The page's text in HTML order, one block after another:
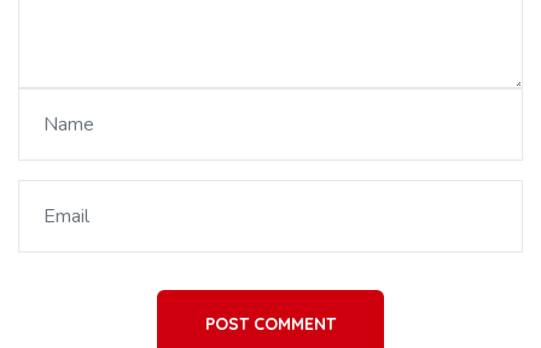
POST COMMENT